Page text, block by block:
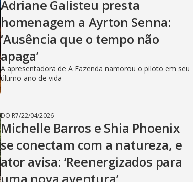
Adriane Galisteu presta
homenagem a Ayrton Senna:
‘Ausência que o tempo não
apaga’
A apresentadora de A Fazenda namorou o piloto em seu
último ano de vida
DO R7/22/04/2026
Michelle Barros e Shia Phoenix
se conectam com a natureza, e
ator avisa: ‘Reenergizados para